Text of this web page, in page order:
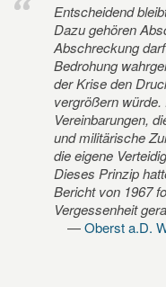
Entscheidend
Dazu gehören
Abschreckung
Bedrohung
der Krise den
vergrößern
Vereinbarungen,
und militärische
die eigene
Dieses Prinzip
Bericht von 1967
Vergessenheit
Oberst a.D.